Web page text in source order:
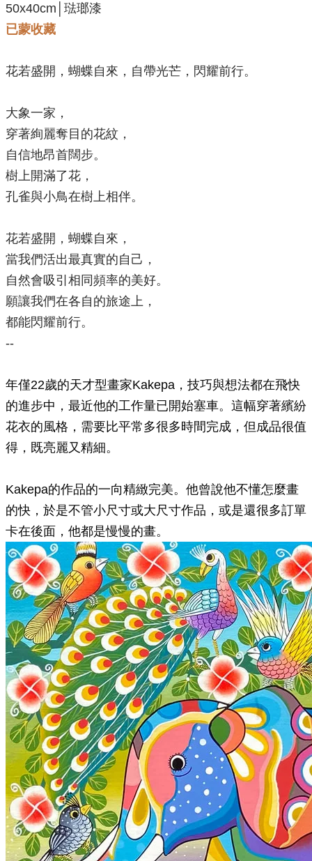
50x40cm│琺瑯漆
已蒙收藏
花若盛開，蝴蝶自來，自帶光芒，閃耀前行。
大象一家，
穿著絢麗奪目的花紋，
自信地昂首闊步。
樹上開滿了花，
孔雀與小鳥在樹上相伴。
花若盛開，蝴蝶自來，
當我們活出最真實的自己，
自然會吸引相同頻率的美好。
願讓我們在各自的旅途上，
都能閃耀前行。
--
年僅22歲的天才型畫家Kakepa，技巧與想法都在飛快
的進步中，最近他的工作量已開始塞車。這幅穿著繽紛
花衣的風格，需要比平常多很多時間完成，但成品很值
得，既亮麗又精細。
Kakepa的作品的一向精緻完美。他曾說他不懂怎麼畫
的快，於是不管小尺寸或大尺寸作品，或是還很多訂單
卡在後面，他都是慢慢的畫。